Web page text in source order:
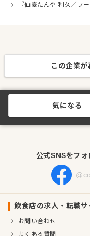
『仙臺たんや 利久／フ
この企業
気になる
公式SNSをフォ
飲食店の求人・転職
お問い合わせ
よくある質問